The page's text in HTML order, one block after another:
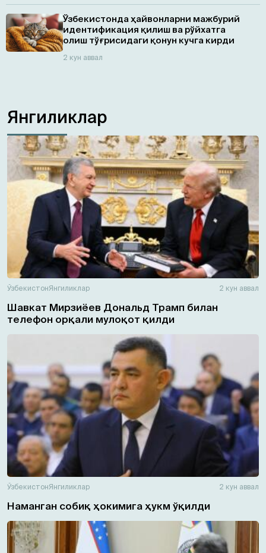
Ўзбекистонда ҳайвонларни мажбурий
идентификация қилиш ва рўйхатга
олиш тўғрисидаги қонун кучга кирди
2 кун аввал
Янгиликлар
ЎзбекистонЯнгиликлар 2 кун аввал
Шавкат Мирзиёев Дональд Трамп билан
телефон орқали мулоқот қилди
ЎзбекистонЯнгиликлар 2 кун аввал
Наманган собиқ ҳокимига ҳукм ўқилди